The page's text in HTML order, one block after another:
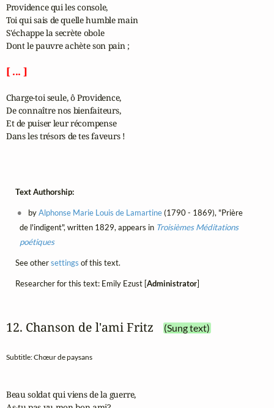
Providence qui les console,
Toi qui sais de quelle humble main
S'échappe la secrète obole
Dont le pauvre achète son pain ;
[ ... ]
Charge-toi seule, ô Providence,
De connaître nos bienfaiteurs,
Et de puiser leur récompense
Dans les trésors de tes faveurs !
Text Authorship:
byAlphonse Marie Louis de Lamartine(1790 - 1869), "Prière
de l'indigent", written 1829, appears in Troisièmes Méditations
poétiques
See othersettings of this text.
Researcher for this text: Emily Ezust [Administrator]
12. Chanson de l'ami Fritz (Sung text)
Subtitle: Chœur de paysans
Beau soldat qui viens de la guerre,